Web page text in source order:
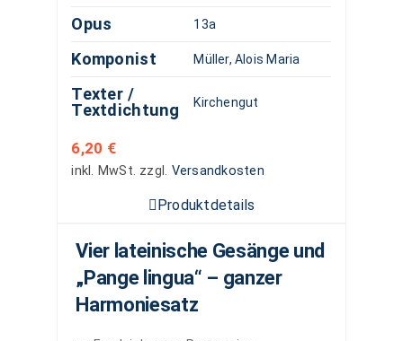
Opus 13a
Komponist Müller, Alois Maria
Texter /
Textdichtung
Kirchengut
6,20 €
inkl. MwSt. zzgl. Versandkosten
Produktdetails
Vier lateinische Gesänge und
„Pange lingua“ – ganzer
Harmoniesatz